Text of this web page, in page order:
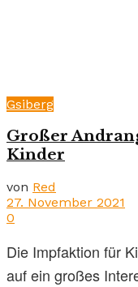
Gsiberg
Großer
Kinder
von Red
27. November 2021
0
Die Impfaktion für
auf ein großes